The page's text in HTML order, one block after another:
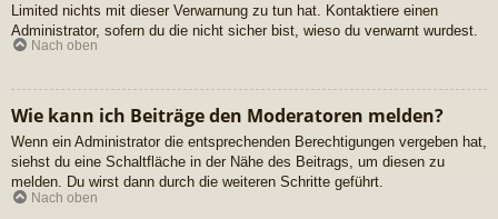
Limited nichts mit dieser Verwarnung zu tun hat. Kontaktiere einen
Administrator, sofern du die nicht sicher bist, wieso du verwarnt wurdest.
Nach oben
Wie kann ich Beiträge den Moderatoren melden?
Wenn ein Administrator die entsprechenden Berechtigungen vergeben hat,
siehst du eine Schaltfläche in der Nähe des Beitrags, um diesen zu
melden. Du wirst dann durch die weiteren Schritte geführt.
Nach oben